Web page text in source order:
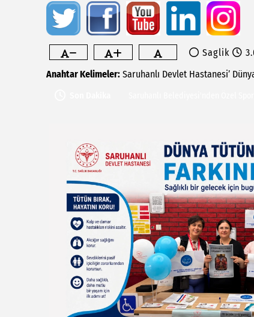
Anahtar Kelimeler: Saruhanlı Devlet Hastanesi’
Saruhanlı Belediyesi'nden Özel
Saglik